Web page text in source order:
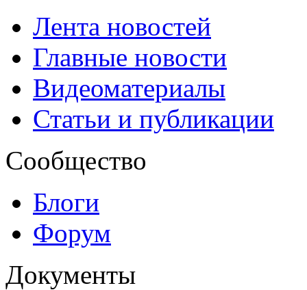
Лента новостей
Главные новости
Видеоматериалы
Статьи и публикации
Сообщество
Блоги
Форум
Документы